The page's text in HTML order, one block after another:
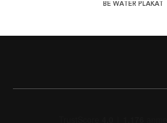
BE WATER PLAKAT